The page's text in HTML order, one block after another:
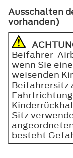
Ausschalten
vorhanden)
Beifahrer-
wenn Sie
weisenden
Beifahrersitz
Sitz
besteht